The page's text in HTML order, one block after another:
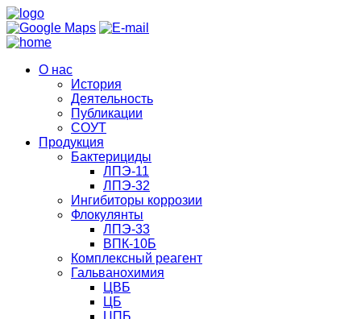
О нас
История
Деятельность
Публикации
СОУТ
Продукция
Бактерициды
ЛПЭ-11
ЛПЭ-32
Ингибиторы коррозии
Флокулянты
ЛПЭ-33
ВПК-10Б
Комплексный реагент
Гальванохимия
ЦВБ
ЦБ
ЦПБ